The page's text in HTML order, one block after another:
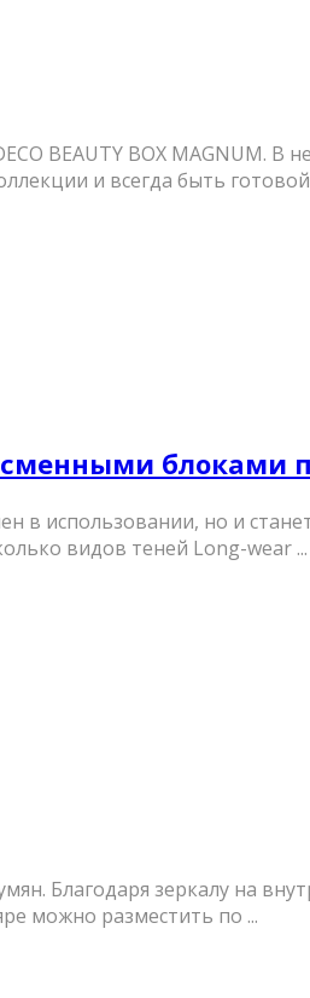
BEAUTY BOX MAGNUM. В
и всегда быть готовой
сменными блоками
в использовании, но и
видов теней Long-wear ...
Благодаря зеркалу на
можно разместить по ...